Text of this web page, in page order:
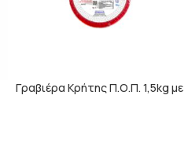
Γραβιέρα Κρήτης Π.Ο.Π. 1,5kg με